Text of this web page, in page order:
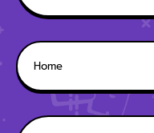
Home